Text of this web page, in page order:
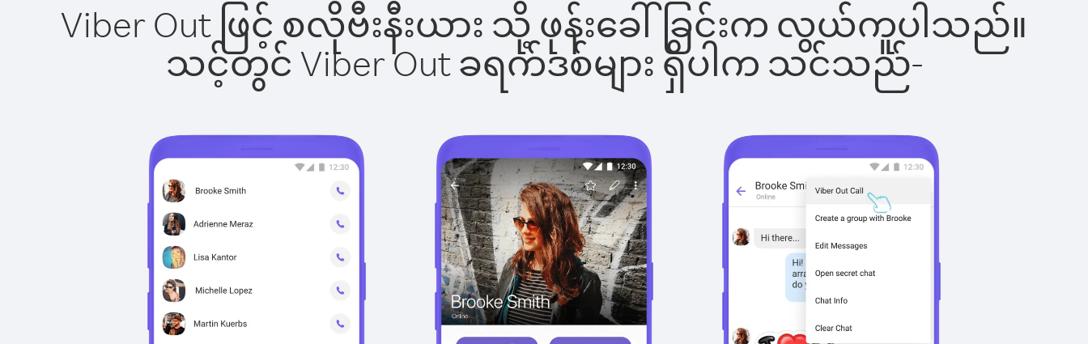
Viber Out ဖြင့် စလိုဗီးနီးယား သို့ ဖုန်းခေါ်ခြင်းက လွယ်ကူပါသည်။
သင့်တွင် Viber Out ခရက်ဒစ်များ ရှိပါက သင်သည်-